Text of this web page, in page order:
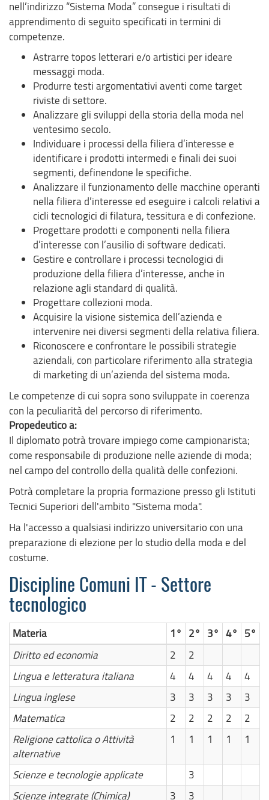
nell’indirizzo “Sistema Moda” consegue i risultati di
apprendimento di seguito specificati in termini di
competenze.
Astrarre topos letterari e/o artistici per ideare
messaggi moda.
Produrre testi argomentativi aventi come target
riviste di settore.
Analizzare gli sviluppi della storia della moda nel
ventesimo secolo.
Individuare i processi della filiera d’interesse e
identificare i prodotti intermedi e finali dei suoi
segmenti, definendone le specifiche.
Analizzare il funzionamento delle macchine operanti
nella filiera d’interesse ed eseguire i calcoli relativi a
cicli tecnologici di filatura, tessitura e di confezione.
Progettare prodotti e componenti nella filiera
d’interesse con l’ausilio di software dedicati.
Gestire e controllare i processi tecnologici di
produzione della filiera d’interesse, anche in
relazione agli standard di qualità.
Progettare collezioni moda.
Acquisire la visione sistemica dell’azienda e
intervenire nei diversi segmenti della relativa filiera.
Riconoscere e confrontare le possibili strategie
aziendali, con particolare riferimento alla strategia
di marketing di un’azienda del sistema moda.
Le competenze di cui sopra sono sviluppate in coerenza
con la peculiarità del percorso di riferimento.
Propedeutico a:
Il diplomato potrà trovare impiego come campionarista;
come responsabile di produzione nelle aziende di moda;
nel campo del controllo della qualità delle confezioni.
Potrà completare la propria formazione presso gli Istituti
Tecnici Superiori dell'ambito "Sistema moda".
Ha l'accesso a qualsiasi indirizzo universitario con una
preparazione di elezione per lo studio della moda e del
costume.
Discipline Comuni IT - Settore
tecnologico
Materia 1° 2° 3° 4°
5°
Diritto ed economia
2
2
Lingua e letteratura italiana
4 4 4 4
4
Lingua inglese
3 3 3 3
3
Matematica
2 2 2 2
2
Religione cattolica o Attività
alternative
1 1 1 1 1
Scienze e tecnologie applicate
3
Scienze integrate (Chimica)
3 3